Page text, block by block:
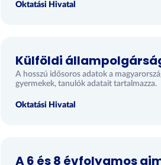
Oktatási Hivatal
Külföldi
A hosszú idősoros adatok a
gyermekek, tanulók adatait tartalmazza.
Oktatási Hivatal
A 6 és 8 évfolyamos